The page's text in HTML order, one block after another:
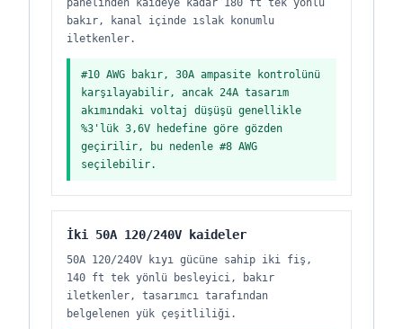
panelinden kaideye kadar 180 ft tek yönlü
bakır, kanal içinde ıslak konumlu
iletkenler.
#10 AWG bakır, 30A ampasite kontrolünü
karşılayabilir, ancak 24A tasarım
akımındaki voltaj düşüşü genellikle
%3'lük 3,6V hedefine göre gözden
geçirilir, bu nedenle #8 AWG
seçilebilir.
İki 50A 120/240V kaideler
50A 120/240V kıyı gücüne sahip iki fiş,
140 ft tek yönlü besleyici, bakır
iletkenler, tasarımcı tarafından
belgelenen yük çeşitliliği.